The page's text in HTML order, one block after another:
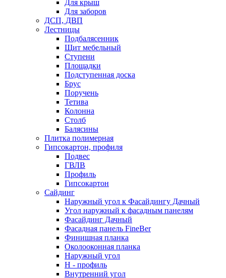
Для крыш
Для заборов
ДСП, ДВП
Лестницы
Подбалясенник
Щит мебельный
Ступени
Площадки
Подступенная доска
Брус
Поручень
Тетива
Колонна
Столб
Балясины
Плитка полимерная
Гипсокартон, профиля
Подвес
ГВЛВ
Профиль
Гипсокартон
Сайдинг
Наружный угол к Фасайдингу Дачный
Угол наружный к фасадным панелям
Фасайдинг Дачный
Фасадная панель FineBer
Финишная планка
Околооконная планка
Наружный угол
H - профиль
Внутренний угол